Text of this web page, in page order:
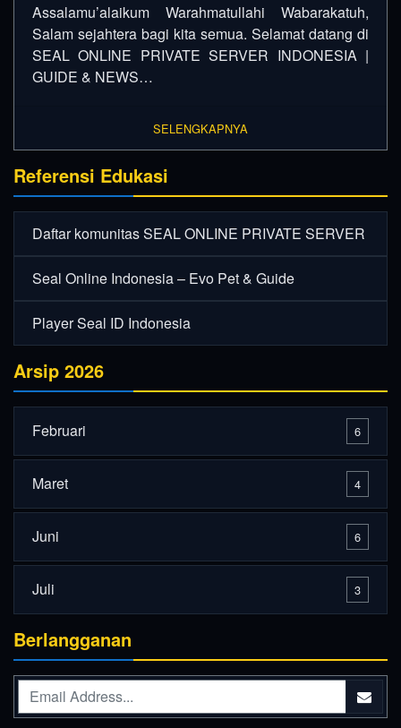
Assalamu’alaikum Warahmatullahi Wabarakatuh,
Salam sejahtera bagi kita semua. Selamat datang di
SEAL ONLINE PRIVATE SERVER INDONESIA |
GUIDE & NEWS…
SELENGKAPNYA
Referensi Edukasi
Daftar komunitas SEAL ONLINE PRIVATE SERVER
Seal Online Indonesia – Evo Pet & Guide
Player Seal ID Indonesia
Arsip 2026
Februari 6
Maret 4
Juni 6
Juli 3
Berlangganan